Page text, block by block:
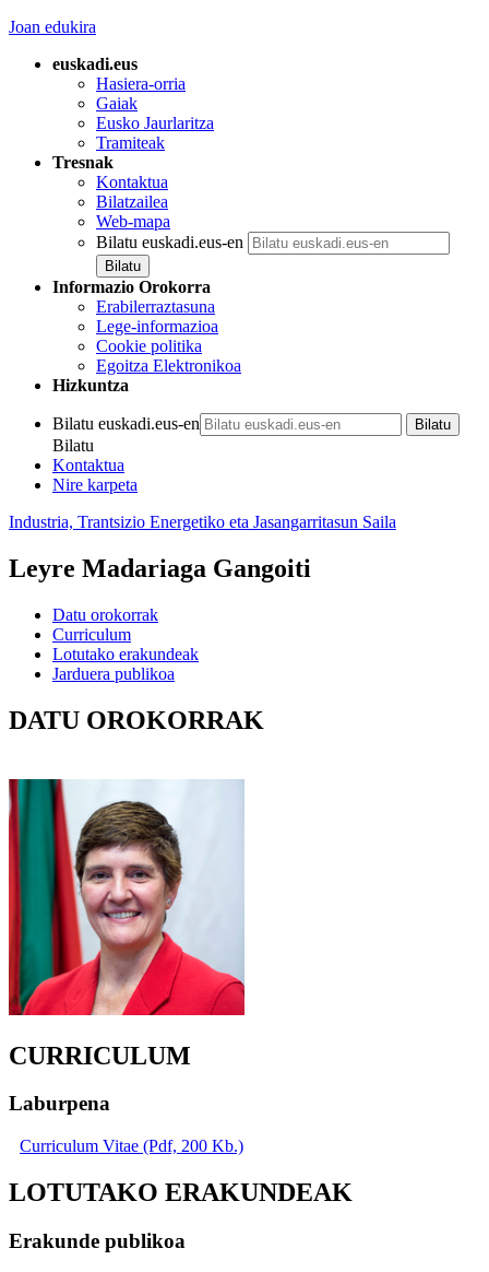
Joan edukira
euskadi.eus
Hasiera-orria
Gaiak
Eusko Jaurlaritza
Tramiteak
Tresnak
Kontaktua
Bilatzailea
Web-mapa
Bilatu euskadi.eus-en
Informazio Orokorra
Erabilerraztasuna
Lege-informazioa
Cookie politika
Egoitza Elektronikoa
Hizkuntza
Bilatu euskadi.eus-en
Bilatu
Kontaktua
Nire karpeta
Industria, Trantsizio Energetiko eta Jasangarritasun Saila
Leyre Madariaga Gangoiti
Datu orokorrak
Curriculum
Lotutako erakundeak
Jarduera publikoa
DATU OROKORRAK
CURRICULUM
Laburpena
Curriculum Vitae (Pdf, 200 Kb.)
LOTUTAKO ERAKUNDEAK
Erakunde publikoa